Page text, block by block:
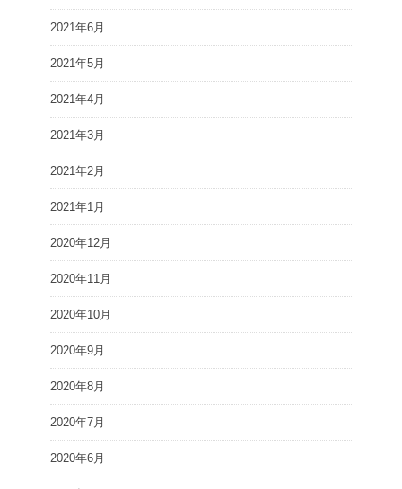
2021年6月
2021年5月
2021年4月
2021年3月
2021年2月
2021年1月
2020年12月
2020年11月
2020年10月
2020年9月
2020年8月
2020年7月
2020年6月